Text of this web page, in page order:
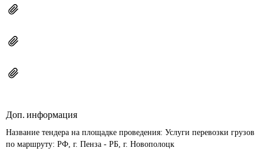
Доп. информация
Название тендера на площадке проведения: Услуги перевозки грузов
по маршруту: РФ, г. Пенза - РБ, г. Новополоцк